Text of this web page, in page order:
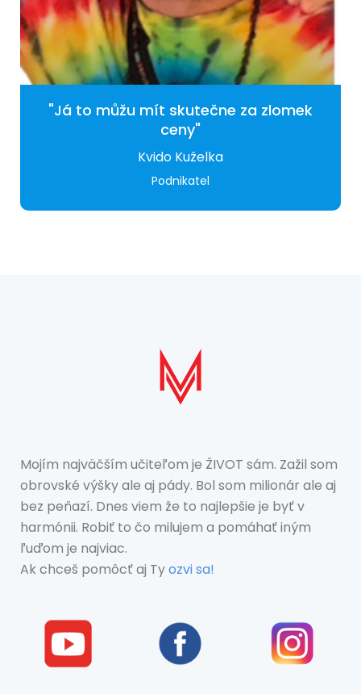
"Já to můžu mít skutečne za zlomek
ceny"
Kvido Kuželka
Podnikatel
Mojím najväčším učiteľom je ŽIVOT sám. Zažil som
obrovské výšky ale aj pády. Bol som milionár ale aj
bez peňazí. Dnes viem že to najlepšie je byť v
harmónii. Robiť to čo milujem a pomáhať iným
ľuďom je najviac.
Ak chceš pomôcť aj Tyozvi sa!